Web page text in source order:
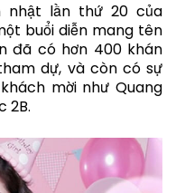
nhật lần thứ 20 của
buổi diễn mang tên
đã có hơn 400 khán
dự, và còn có sự
mời như Quang
2B.